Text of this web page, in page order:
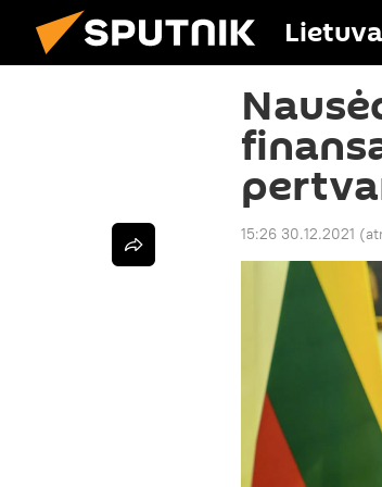
Lietuva
15:26 30.12.2021